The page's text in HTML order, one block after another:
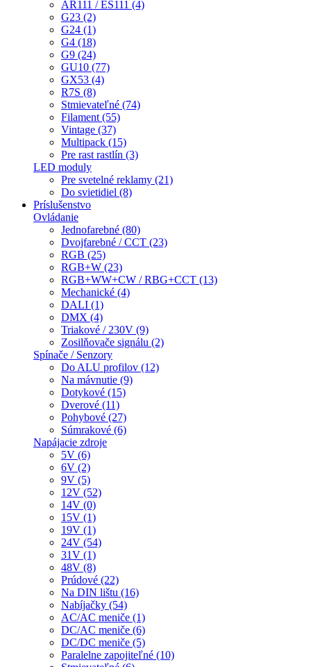
AR111 / ES111 (4)
G23 (2)
G24 (1)
G4 (18)
G9 (24)
GU10 (77)
GX53 (4)
R7S (8)
Stmievateľné (74)
Filament (55)
Vintage (37)
Multipack (15)
Pre rast rastlín (3)
LED moduly
Pre svetelné reklamy (21)
Do svietidiel (8)
Príslušenstvo
Ovládanie
Jednofarebné (80)
Dvojfarebné / CCT (23)
RGB (25)
RGB+W (23)
RGB+WW+CW / RBG+CCT (13)
Mechanické (4)
DALI (1)
DMX (4)
Triakové / 230V (9)
Zosilňovače signálu (2)
Spínače / Senzory
Do ALU profilov (12)
Na mávnutie (9)
Dotykové (15)
Dverové (11)
Pohybové (27)
Súmrakové (6)
Napájacie zdroje
5V (6)
6V (2)
9V (5)
12V (52)
14V (0)
15V (1)
19V (1)
24V (54)
31V (1)
48V (8)
Prúdové (22)
Na DIN lištu (16)
Nabíjačky (54)
AC/AC meniče (1)
DC/AC meniče (6)
DC/DC meniče (5)
Paralelne zapojiteľné (10)